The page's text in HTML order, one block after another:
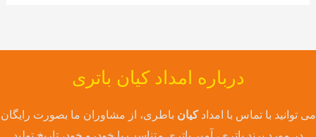
درباره امداد کیان باتری
می توانید با تماس با امدادکیان باطری، از مشاوران ما بصورت رایگان